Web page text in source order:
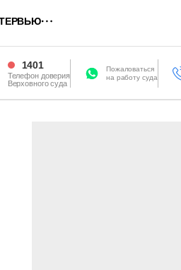
1401
Телефон доверия
Верховного суда
Пожаловаться
на работу суда